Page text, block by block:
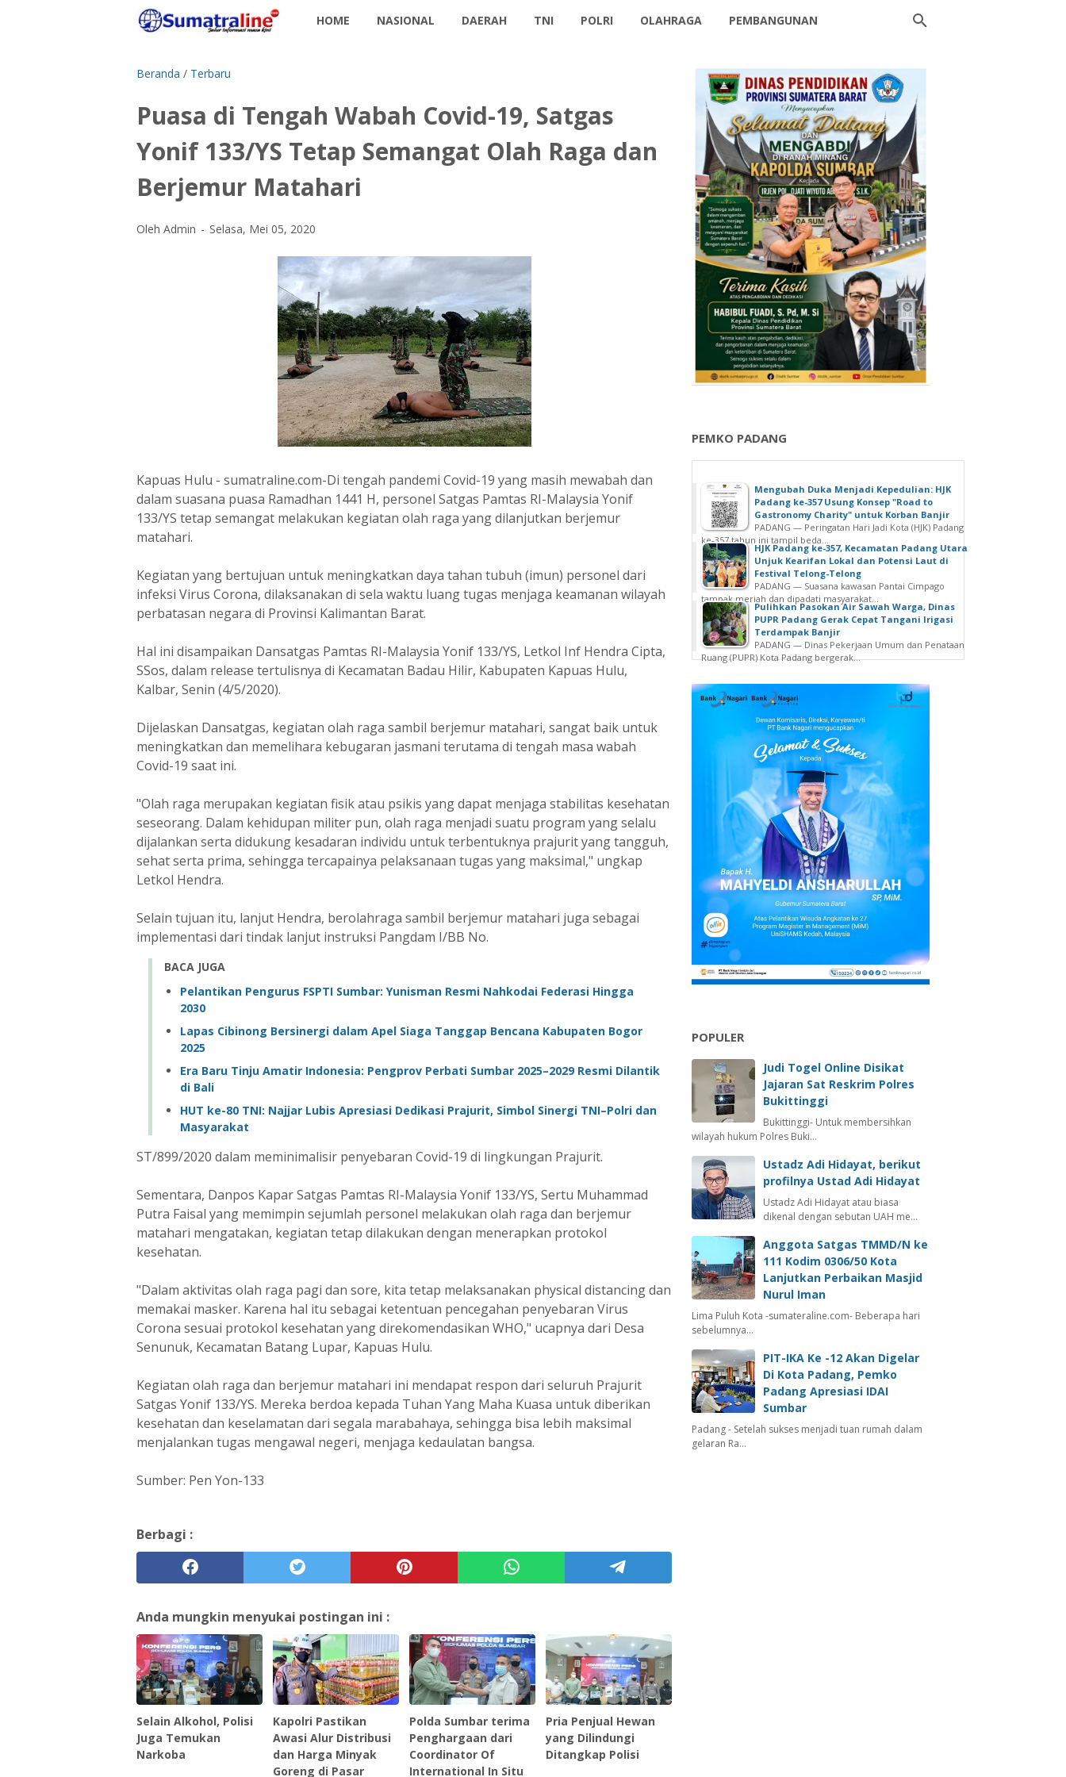
HOME NASIONAL DAERAH TNI POLRI OLAHRAGA PEMBANGUNAN
Beranda / Terbaru
Puasa di Tengah Wabah Covid-19, Satgas
Yonif 133/YS Tetap Semangat Olah Raga dan
Berjemur Matahari
Oleh Admin Selasa, Mei 05, 2020
Kapuas Hulu - sumatraline.com-Di tengah pandemi Covid-19 yang masih mewabah dan
dalam suasana puasa Ramadhan 1441 H, personel Satgas Pamtas RI-Malaysia Yonif
133/YS tetap semangat melakukan kegiatan olah raga yang dilanjutkan berjemur
matahari.
Kegiatan yang bertujuan untuk meningkatkan daya tahan tubuh (imun) personel dari
infeksi Virus Corona, dilaksanakan di sela waktu luang tugas menjaga keamanan wilayah
perbatasan negara di Provinsi Kalimantan Barat.
Hal ini disampaikan Dansatgas Pamtas RI-Malaysia Yonif 133/YS, Letkol Inf Hendra Cipta,
SSos, dalam release tertulisnya di Kecamatan Badau Hilir, Kabupaten Kapuas Hulu,
Kalbar, Senin (4/5/2020).
Dijelaskan Dansatgas, kegiatan olah raga sambil berjemur matahari, sangat baik untuk
meningkatkan dan memelihara kebugaran jasmani terutama di tengah masa wabah
Covid-19 saat ini.
"Olah raga merupakan kegiatan fisik atau psikis yang dapat menjaga stabilitas kesehatan
seseorang. Dalam kehidupan militer pun, olah raga menjadi suatu program yang selalu
dijalankan serta didukung kesadaran individu untuk terbentuknya prajurit yang tangguh,
sehat serta prima, sehingga tercapainya pelaksanaan tugas yang maksimal," ungkap
Letkol Hendra.
Selain tujuan itu, lanjut Hendra, berolahraga sambil berjemur matahari juga sebagai
implementasi dari tindak lanjut instruksi Pangdam I/BB No.
BACA JUGA
Pelantikan Pengurus FSPTI Sumbar: Yunisman Resmi Nahkodai Federasi Hingga
2030
Lapas Cibinong Bersinergi dalam Apel Siaga Tanggap Bencana Kabupaten Bogor
2025
Era Baru Tinju Amatir Indonesia: Pengprov Perbati Sumbar 2025–2029 Resmi Dilantik
di Bali
HUT ke-80 TNI: Najjar Lubis Apresiasi Dedikasi Prajurit, Simbol Sinergi TNI–Polri dan
Masyarakat
ST/899/2020 dalam meminimalisir penyebaran Covid-19 di lingkungan Prajurit.
Sementara, Danpos Kapar Satgas Pamtas RI-Malaysia Yonif 133/YS, Sertu Muhammad
Putra Faisal yang memimpin sejumlah personel melakukan olah raga dan berjemur
matahari mengatakan, kegiatan tetap dilakukan dengan menerapkan protokol
kesehatan.
"Dalam aktivitas olah raga pagi dan sore, kita tetap melaksanakan physical distancing dan
memakai masker. Karena hal itu sebagai ketentuan pencegahan penyebaran Virus
Corona sesuai protokol kesehatan yang direkomendasikan WHO," ucapnya dari Desa
Senunuk, Kecamatan Batang Lupar, Kapuas Hulu.
Kegiatan olah raga dan berjemur matahari ini mendapat respon dari seluruh Prajurit
Satgas Yonif 133/YS. Mereka berdoa kepada Tuhan Yang Maha Kuasa untuk diberikan
kesehatan dan keselamatan dari segala marabahaya, sehingga bisa lebih maksimal
menjalankan tugas mengawal negeri, menjaga kedaulatan bangsa.
Sumber: Pen Yon-133
Berbagi :
Anda mungkin menyukai postingan ini :
Selain Alkohol, Polisi
Juga Temukan
Narkoba
Kapolri Pastikan
Awasi Alur Distribusi
dan Harga Minyak
Goreng di Pasar
Polda Sumbar terima
Penghargaan dari
Coordinator Of
International In Situ
Pria Penjual Hewan
yang Dilindungi
Ditangkap Polisi
PEMKO PADANG
Mengubah Duka Menjadi Kepedulian: HJK
Padang ke-357 Usung Konsep "Road to
Gastronomy Charity" untuk Korban Banjir
PADANG — Peringatan Hari Jadi Kota (HJK) Padang
ke-357 tahun ini tampil beda...
HJK Padang ke-357, Kecamatan Padang Utara
Unjuk Kearifan Lokal dan Potensi Laut di
Festival Telong-Telong
PADANG — Suasana kawasan Pantai Cimpago
tampak meriah dan dipadati masyarakat...
Pulihkan Pasokan Air Sawah Warga, Dinas
PUPR Padang Gerak Cepat Tangani Irigasi
Terdampak Banjir
PADANG — Dinas Pekerjaan Umum dan Penataan
Ruang (PUPR) Kota Padang bergerak...
POPULER
Judi Togel Online Disikat
Jajaran Sat Reskrim Polres
Bukittinggi
Bukittinggi- Untuk membersihkan
wilayah hukum Polres Buki…
Ustadz Adi Hidayat, berikut
profilnya Ustad Adi Hidayat
Ustadz Adi Hidayat atau biasa
dikenal dengan sebutan UAH me…
Anggota Satgas TMMD/N ke
111 Kodim 0306/50 Kota
Lanjutkan Perbaikan Masjid
Nurul Iman
Lima Puluh Kota -sumateraline.com- Beberapa hari
sebelumnya…
PIT-IKA Ke -12 Akan Digelar
Di Kota Padang, Pemko
Padang Apresiasi IDAI
Sumbar
Padang - Setelah sukses menjadi tuan rumah dalam
gelaran Ra…